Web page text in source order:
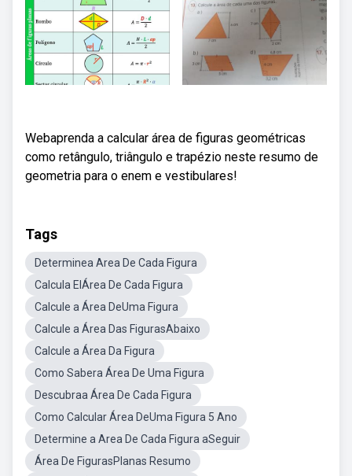
Webaprenda a calcular área de figuras geométricas
como retângulo, triângulo e trapézio neste resumo de
geometria para o enem e vestibulares!
Tags
Determinea Area De Cada Figura
Calcula ElÁrea De Cada Figura
Calcule a Área DeUma Figura
Calcule a Área Das FigurasAbaixo
Calcule a Área Da Figura
Como Sabera Área De Uma Figura
Descubraa Área De Cada Figura
Como Calcular Área DeUma Figura 5 Ano
Determine a Area De Cada Figura aSeguir
Área De FigurasPlanas Resumo